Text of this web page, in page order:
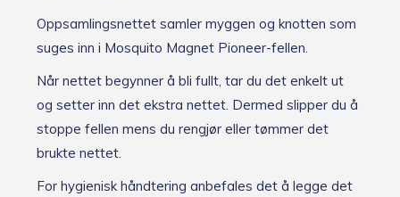
Oppsamlingsnettet samler myggen og knotten som
suges inn i Mosquito Magnet Pioneer-fellen.
Når nettet begynner å bli fullt, tar du det enkelt ut
og setter inn det ekstra nettet. Dermed slipper du å
stoppe fellen mens du rengjør eller tømmer det
brukte nettet.
For hygienisk håndtering anbefales det å legge det